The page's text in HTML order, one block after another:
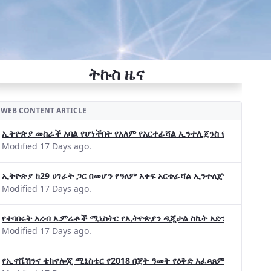
ትኩስ ዜና
WEB CONTENT ARTICLE
ኢትዮጵያ መስራች አባል የሆነችበት የአለም የአርተፊሻል ኢንተሊጀንስ የትብብር
Modified 17 Days ago.
ኢትዮጵያ ከ29 ሀገራት ጋር በመሆን የዓለም አቀፍ አርቴፊሻል ኢንተለጀንስ ትብብር
Modified 17 Days ago.
የተባበሩት አረብ ኤምሬቶች ሚኒስትር የኢትዮጵያን ዲጂታል ስኬት አድንቀዋል
Modified 17 Days ago.
የኢኖቬሽንና ቴክኖሎጂ ሚኒስቴር የ2018 በጀት ዓመት የዕቅድ አፈጻጸምና የቀጣይ